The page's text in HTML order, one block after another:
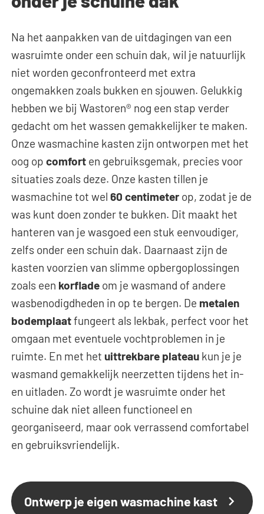
Na het aanpakken van de uitdagingen van een
wasruimte onder een schuin dak, wil je natuurlijk
niet worden geconfronteerd met extra
ongemakken zoals bukken en sjouwen. Gelukkig
hebben we bij Wastoren® nog een stap verder
gedacht om het wassen gemakkelijker te maken.
Onze wasmachine kasten zijn ontworpen met het
oog opcomfort en gebruiksgemak, precies voor
situaties zoals deze. Onze kasten tillen je
wasmachine tot wel60 centimeter op, zodat je de
was kunt doen zonder te bukken. Dit maakt het
hanteren van je wasgoed een stuk eenvoudiger,
zelfs onder een schuin dak. Daarnaast zijn de
kasten voorzien van slimme opbergoplossingen
zoals een korflade om je wasmand of andere
wasbenodigdheden in op te bergen. De metalen
bodemplaatfungeert als lekbak, perfect voor het
omgaan met eventuele vochtproblemen in je
ruimte. En met het uittrekbare plateau kun je je
wasmand gemakkelijk neerzetten tijdens het in-
en uitladen. Zo wordt je wasruimte onder het
schuine dak niet alleen functioneel en
georganiseerd, maar ook verrassend comfortabel
en gebruiksvriendelijk.
Ontwerp je eigen wasmachine kast